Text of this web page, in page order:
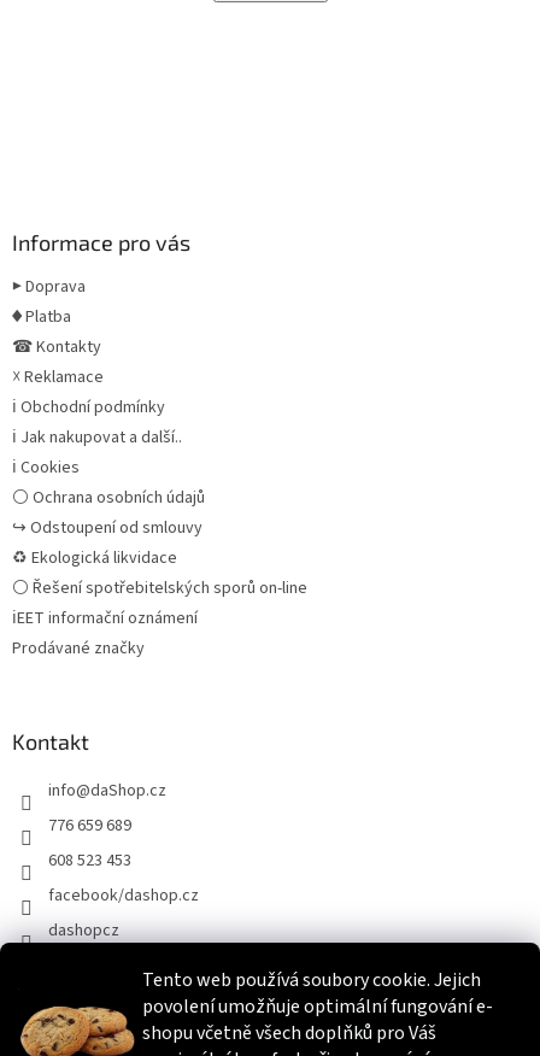
Tento web používá soubory cookie. Jejich
povolení umožňuje optimální fungování e-
shopu včetně všech doplňků pro Váš
Informace pro vás
▶ Doprava
♦ Platba
☎ Kontakty
☓ Reklamace
ℹ Obchodní podmínky
ℹ Jak nakupovat a další..
ℹ Cookies
⚪ Ochrana osobních údajů
↪ Odstoupení od smlouvy
♻ Ekologická likvidace
⚪ Řešení spotřebitelských sporů on-line
ℹEET informační oznámení
Prodávané značky
Kontakt
info@daShop.cz
776 659 689
608 523 453
facebook/dashop.cz
dashopcz
Heureka.cz Zboží.cz Srovnáme.cz